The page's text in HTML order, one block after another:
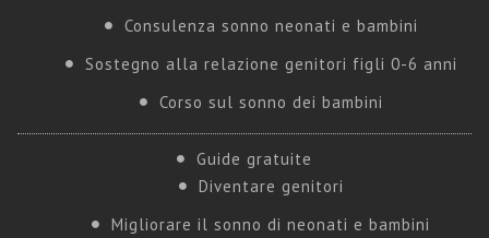
Consulenza sonno neonati e bambini
Sostegno alla relazione genitori figli 0-6 anni
Corso sul sonno dei bambini
Guide gratuite
Diventare genitori
Migliorare il sonno di neonati e bambini